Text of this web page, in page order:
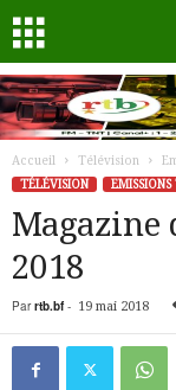
Accueil Télévision
TÉLÉVISION
EMISSIONS
Magazine
2018
Par rtb.bf- 19 mai 2018